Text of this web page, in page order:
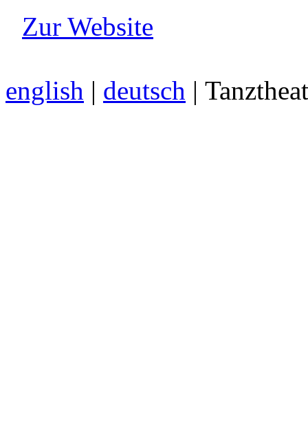
Zur Website
english | deutsch |